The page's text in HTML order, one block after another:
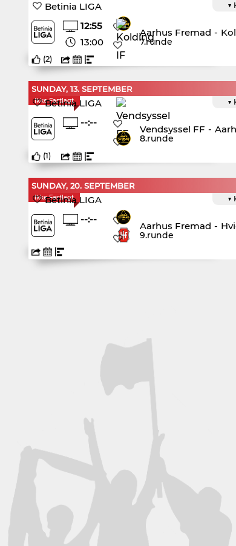
▼
Betinia LIGA
12:55
13:00
Aarhus Fremad -
7.runde
(2)
SUNDAY, 13. SEPTEMBER
Ikke Fastlagt ▼
Betinia LIGA
--:--
Vendsyssel FF -
8.runde
(1)
SUNDAY, 20. SEPTEMBER
Ikke Fastlagt ▼
Betinia LIGA
--:--
Aarhus Fremad -
9.runde